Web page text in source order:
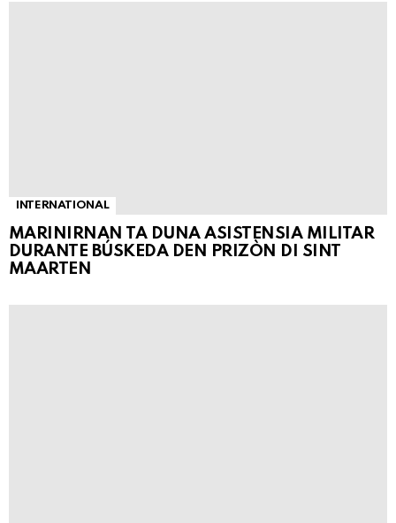
INTERNATIONAL
MARINIRNAN TA DUNA ASISTENSIA MILITAR
DURANTE BÚSKEDA DEN PRIZÒN DI SINT
MAARTEN